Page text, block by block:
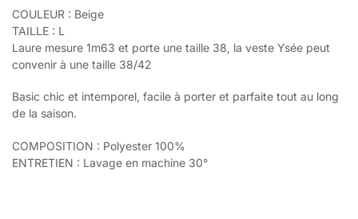
COULEUR : Beige
TAILLE : L
Laure mesure 1m63 et porte une taille 38, la veste Ysée peut
convenir à une taille 38/42
Basic chic et intemporel, facile à porter et parfaite tout au long
de la saison.
COMPOSITION : Polyester 100%
ENTRETIEN : Lavage en machine 30°